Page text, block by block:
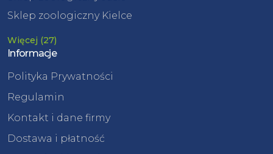
Sklep zoologiczny Kielce
Więcej (27)
Informacje
Polityka Prywatności
Regulamin
Kontakt i dane firmy
Dostawa i płatność